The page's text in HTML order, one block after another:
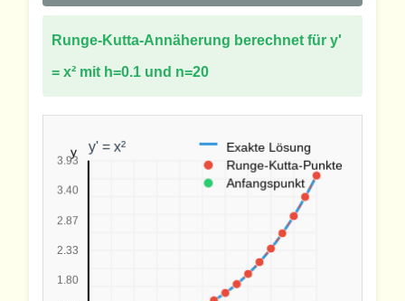
Runge-Kutta-Annäherung berechnet für y'
= x² mit h=0.1 und n=20